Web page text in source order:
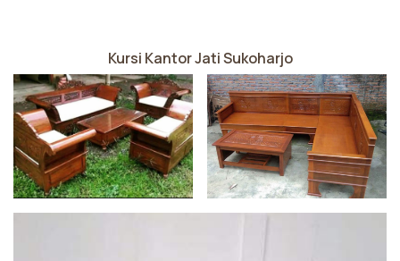
Kursi Kantor Jati Sukoharjo